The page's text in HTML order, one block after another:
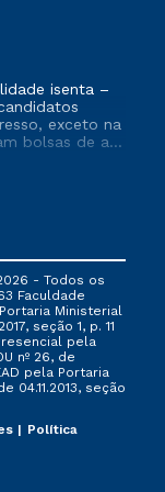
isenta –
exceto na
bolsas de até
e/ou não
em uma
e
- Todos os
Faculdade
Ministerial
seção 1, p. 11
​pela
nº 26, de
pela Portaria
04.11.2013, seção
Política